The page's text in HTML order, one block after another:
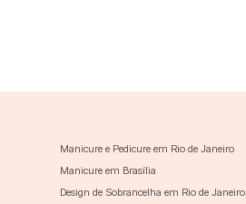
Manicure e Pedicure em Rio de Janeiro
Manicure em Brasília
Design de Sobrancelha em Rio de Janeiro